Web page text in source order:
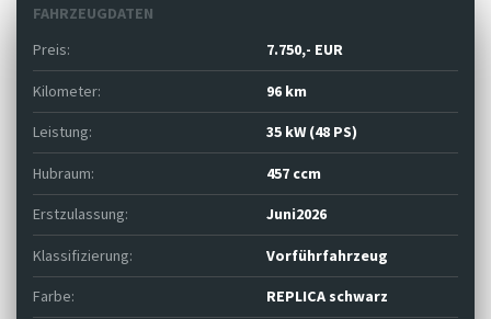
FAHRZEUGDATEN
Preis:
7.750,- EUR
Kilometer: 96 km
Leistung: 35 kW (48 PS)
Hubraum: 457 ccm
Erstzulassung: Juni2026
Klassifizierung: Vorführfahrzeug
Farbe: REPLICA schwarz